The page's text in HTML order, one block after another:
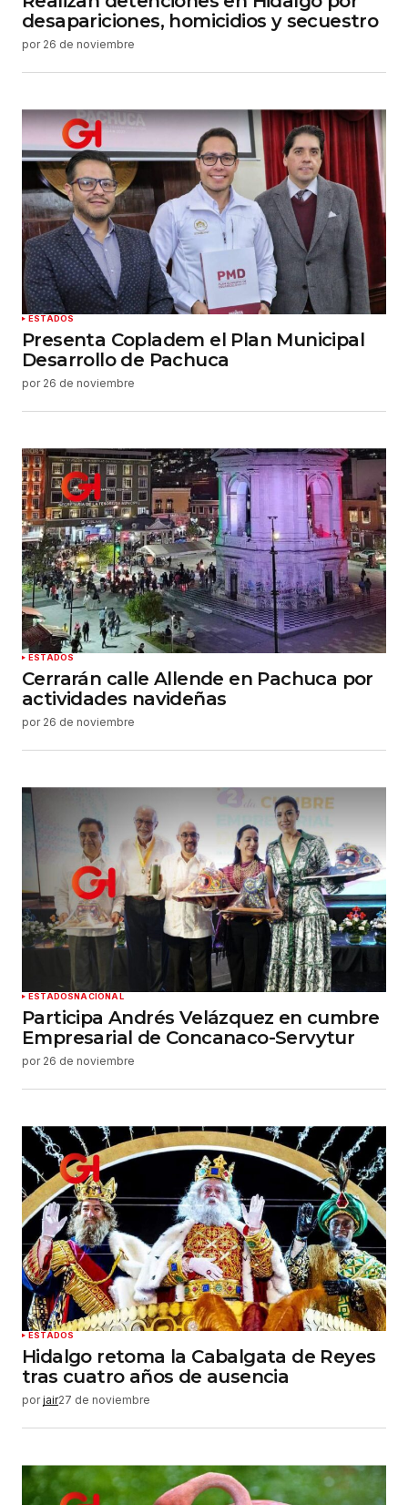
desapariciones, homicidios y secuestro
por 26 de noviembre
ESTADOS
Presenta Copladem el Plan Municipal
Desarrollo de Pachuca
por 26 de noviembre
ESTADOS
Cerrarán calle Allende en Pachuca por
actividades navideñas
por 26 de noviembre
ESTADOSNACIONAL
Participa Andrés Velázquez en cumbre
Empresarial de Concanaco-Servytur
por 26 de noviembre
ESTADOS
Hidalgo retoma la Cabalgata de Reyes
tras cuatro años de ausencia
por jair27 de noviembre